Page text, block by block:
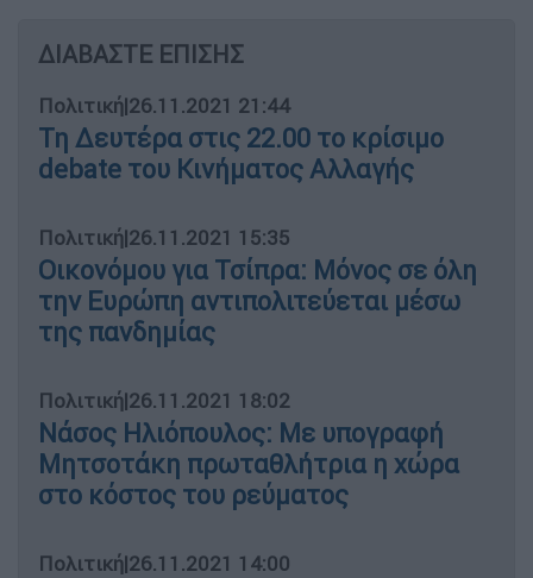
ΔΙΑΒΑΣΤΕ ΕΠΙΣΗΣ
Πολιτική|26.11.2021 21:44
Τη Δευτέρα στις 22.00 το κρίσιμο
debate του Κινήματος Αλλαγής
Πολιτική|26.11.2021 15:35
Οικονόμου για Τσίπρα: Μόνος σε όλη
την Ευρώπη αντιπολιτεύεται μέσω
της πανδημίας
Πολιτική|26.11.2021 18:02
Νάσος Ηλιόπουλος: Με υπογραφή
Μητσοτάκη πρωταθλήτρια η χώρα
στο κόστος του ρεύματος
Πολιτική|26.11.2021 14:00